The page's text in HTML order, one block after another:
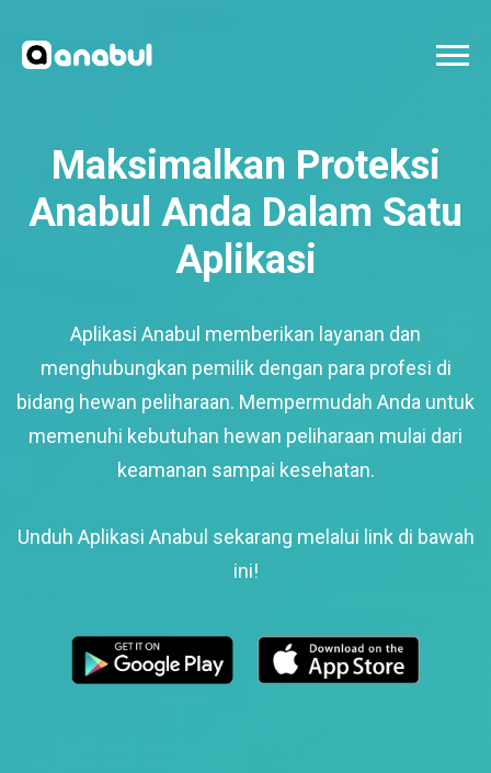
Maksimalkan Proteksi
Anabul Anda Dalam Satu
Aplikasi
Aplikasi Anabul memberikan layanan dan
menghubungkan pemilik dengan para profesi di
bidang hewan peliharaan. Mempermudah Anda untuk
memenuhi kebutuhan hewan peliharaan mulai dari
keamanan sampai kesehatan.
Unduh Aplikasi Anabul sekarang melalui link di bawah
ini!